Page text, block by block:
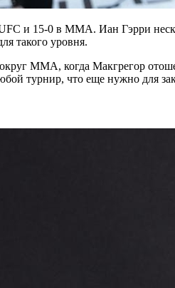
и 15-0 в ММА. Иан Гэрри
такого уровня.
ММА, когда Макгрегор
турнир, что еще нужно для